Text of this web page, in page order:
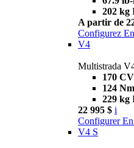
202 kg
A partir de
Configurez
V4
Multistrada
170 CV
124 Nm
229 kg
22 995 $ i
Configurer
V4 S